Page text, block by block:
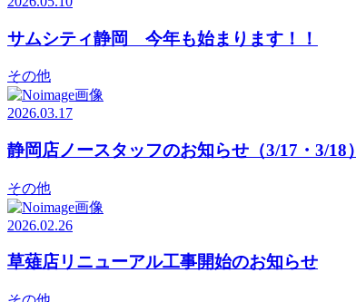
サムシティ静岡 今年も始まります！！
その他
2026.03.17
静岡店ノースタッフのお知らせ（3/17・3/18）
その他
2026.02.26
草薙店リニューアル工事開始のお知らせ